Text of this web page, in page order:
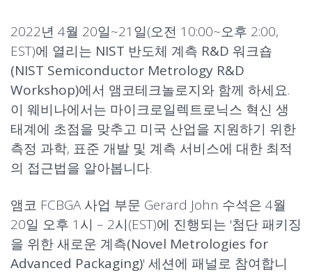
2022년 4월 20일~21일(오전 10:00~오후 2:00,
EST)에 열리는 NIST 반도체 계측 R&D 워크숍
(NIST Semiconductor Metrology R&D
Workshop)에서 앰코테크놀로지와 함께 하세요.
이 웨비나에서는 마이크로일렉트로닉스 혁신 생
태계에 초점을 맞추고 미국 산업을 지원하기 위한
측정 과학, 표준 개발 및 계측 서비스에 대한 최적
의 접근법을 알아봅니다.
앰코 FCBGA 사업 부문 Gerard John 수석은 4월
20일 오후 1시 – 2시(EST)에 진행되는 '첨단 패키징
을 위한 새로운 계측(Novel Metrologies for
Advanced Packaging)' 세션에 패널로 참여합니